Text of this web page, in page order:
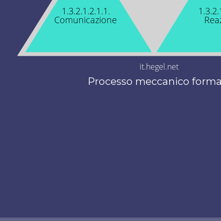
1.3.2.1.2.1.1.
Comunicazione
it.hegel.net
Processo meccanico